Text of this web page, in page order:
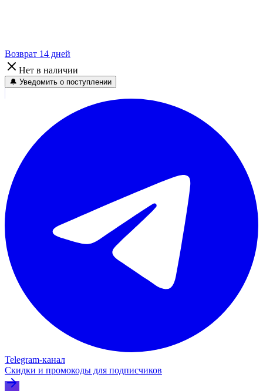
Возврат 14 дней
Нет в наличии
🔔 Уведомить о поступлении
Telegram‑канал
Скидки и промокоды для подписчиков